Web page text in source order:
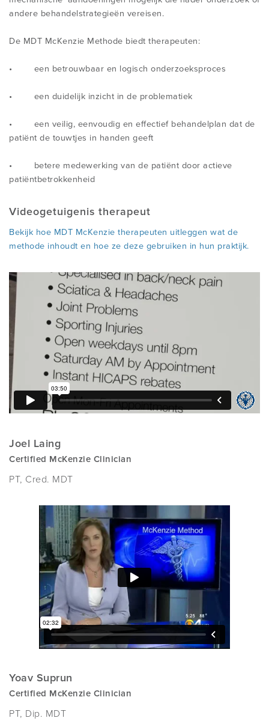
andere behandelstrategieën vereisen.
De MDT McKenzie Methode biedt therapeuten:
• een betrouwbaar en logisch onderzoeksproces
• een duidelijk inzicht in de problematiek
• een veilig, eenvoudig en effectief behandelplan dat de
patiënt de touwtjes in handen geeft
• betere medewerking van de patiënt door actieve
patiëntbetrokkenheid
Videogetuigenis therapeut
Bekijk hoe MDT McKenzie therapeuten uitleggen wat de
methode inhoudt en hoe ze deze gebruiken in hun praktijk.
Joel Laing
Certified McKenzie Clinician
PT, Cred. MDT
Yoav Suprun
Certified McKenzie Clinician
PT, Dip. MDT